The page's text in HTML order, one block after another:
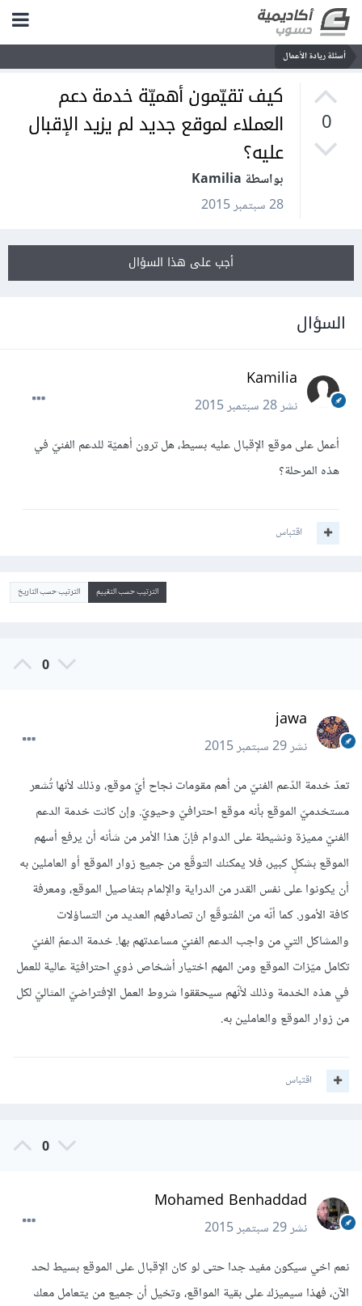
أسئلة ريادة الأعمال
0
كيف تقيّمون أهميّة خدمة دعم
العملاء لموقع جديد لم يزيد الإقبال
عليه؟
بواسطة Kamilia
28 سبتمبر 2015
أجب على هذا السؤال
السؤال
Kamilia
نشر28 سبتمبر 2015
أعمل على موقع الإقبال عليه بسيط، هل ترون أهميّة للدعم الفنيّ في
هذه المرحلة؟
اقتباس
الترتيب حسب التقييم الترتيب حسب التاريخ
0
jawa
نشر29 سبتمبر 2015
تعدّ خدمة الدّعم الفنيّ من أهم مقومات نجاح أيّ موقع، وذلك لأنها تُشعر
مستخدميّ الموقع بأنه موقع احترافيّ وحيويّ. وإن كانت خدمة الدعم
الفنيّ مميزة ونشيطة على الدوام فإنّ هذا الأمر من شأنه أن يرفع أسهم
الموقع بشكلٍ كبير، فلا يمكنك التوقّع من جميع زوار الموقع أو العاملين به
أن يكونوا على نفس القدر من الدراية والإلمام بتفاصيل الموقع، ومعرفة
كافة الأمور. كما أنّه من المُتوقّع ان تصادفهم العديد من التساؤلات
والمشاكل التي من واجب الدعم الفنيّ مساعدتهم بها. خدمة الدعمّ الفنيّ
تكامل ميّزات الموقع ومن المهم اختيار أشخاص ذوي احترافيّة عالية للعمل
في هذه الخدمة وذلك لأنّهم سيحققوا شروط العمل الإفتراضيّ المثاليّ لكل
من زوار الموقع والعاملين به.
اقتباس
0
Mohamed Benhaddad
نشر29 سبتمبر 2015
نعم اخي سيكون مفيد جدا حتى لو كان الإقبال على الموقع بسيط لحد
الآن، فهذا سيميزك على بقية المواقع، وتخيل أن جميع من يتعامل معك